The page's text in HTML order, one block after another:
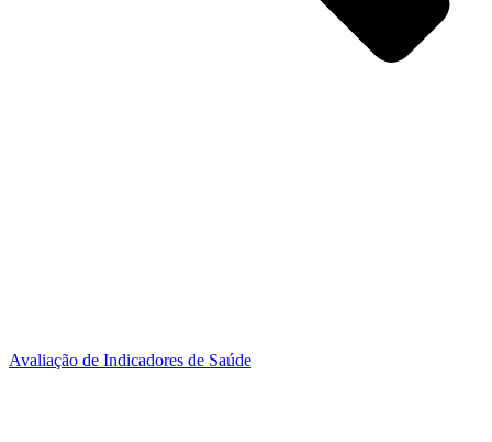
Avaliação de Indicadores de Saúde